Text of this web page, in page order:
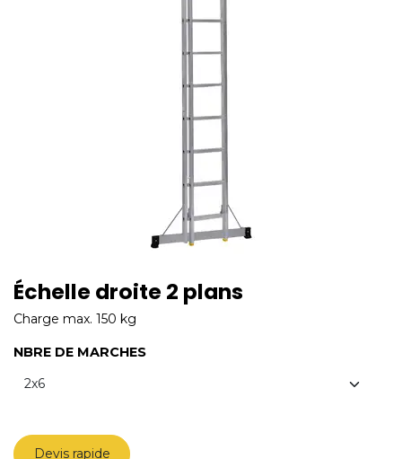
Échelle droite 2 plans
Charge max. 150 kg
NBRE DE MARCHES
Devis rapide